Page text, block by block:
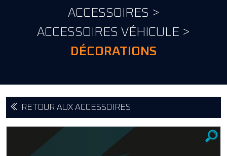
ACCESSOIRES >
ACCESSOIRES VÉHICULE >
DÉCORATIONS
RETOUR AUX ACCESSOIRES